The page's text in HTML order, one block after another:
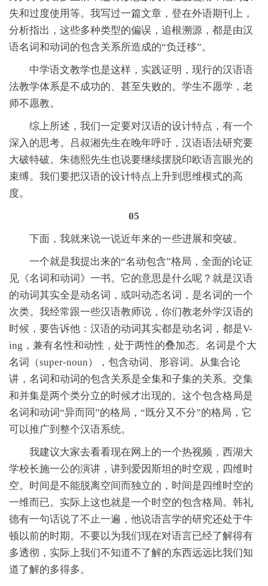
失和过度使用等。我写过一篇文章，登在外语期刊上，
分析指出，这些多种类型的偏误，追根溯源，都是由汉
语名词和动词的包含关系所造成的“负迁移”。
中学语文教学也是这样，实践证明，现行的汉语语
法教学体系是不成功的、甚至失败的。学生不愿学，老
师不愿教。
综上所述，我们一定要对汉语的设计特点，有一个
深入的思考。吕叔湘先生在晚年呼吁，汉语语法研究要
大破特破。朱德熙先生也说要继续摆脱印欧语言眼光的
束缚。我们要把汉语的设计特点上升到思维模式的高
度。
05
下面，我就来说一说近年来的一些进展和突破。
一个就是我提出来的“名动包含”格局，全面的论证
见《名词和动词》一书。它的意思是什么呢？就是汉语
的动词其实全是动名词，或叫动态名词，是名词的一个
次类。我经常跟一些汉语教师说，你们教老外学汉语的
时候，要告诉他：汉语的动词其实都是动名词，都是V-
ing，兼有名性和动性，处于两性的叠加态。名词是个大
名词（super-noun），包含动词、形容词。从集合论
讲，名词和动词的包含关系是全集和子集的关系。交集
和并集是两个类分立的时候才出现的。这个包含格局是
名词和动词“异而同”的格局，“既分又不分”的格局，它
可以推广到整个汉语系统。
我建议大家去看看现在网上的一个热视频，西湖大
学校长施一公的演讲，讲到爱因斯坦的时空观，四维时
空。时间是不能脱离空间而独立的，时间是四维时空的
一维而已。实际上这也就是一个时空的包含格局。韩礼
德有一句话说了不止一遍，他说语言学的研究还处于牛
顿以前的时期。不要以为我们现在对语言已经了解得有
多透彻，实际上我们不知道不了解的东西远远比我们知
道了解的多得多。